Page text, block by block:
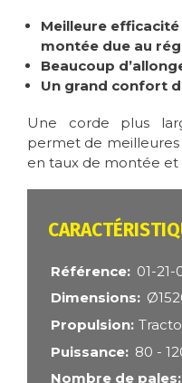
Meilleure
montée due au
Beaucoup
Un grand confort
Une corde plus
permet de
en taux de montée et
Référence
01-21-
Dimensions
Propulsion
Puissance
80 -
Nombre de pales